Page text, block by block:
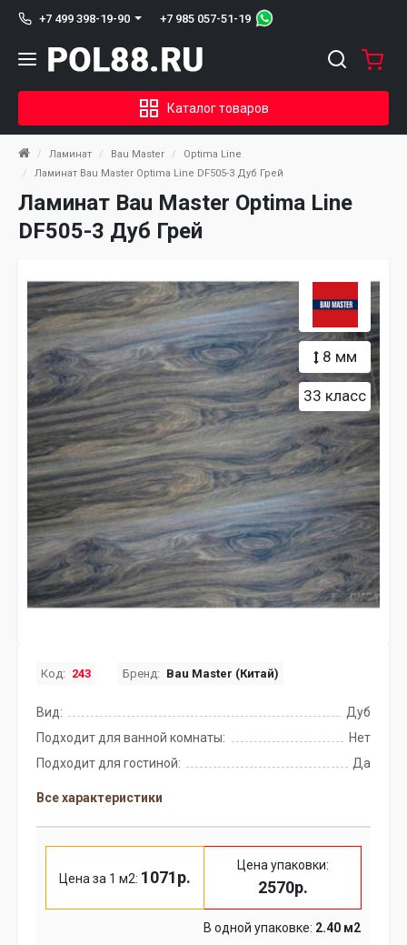
+7 499 398-19-90 +7 985 057-51-19
Каталог товаров
Ламинат Bau Master
Optima Line
Ламинат Bau Master Optima Line DF505-3 Дуб Грей
Ламинат Bau Master Optima Line
DF505-3 Дуб Грей
8 мм
33 класс
Код: 243 Бренд: Bau Master (Китай)
Вид:
Дуб
Подходит для ванной комнаты:
Нет
Подходит для гостиной:
Да
Все характеристики
Цена за 1 м2: 1071р.
Цена упаковки:
2570р.
В одной упаковке: 2.40 м2